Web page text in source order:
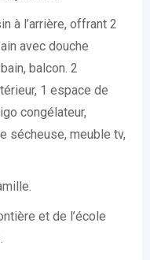
à l’arrière, offrant 2
avec douche
balcon. 2
1 espace de
congélateur,
sécheuse, meuble tv,
et de l’école